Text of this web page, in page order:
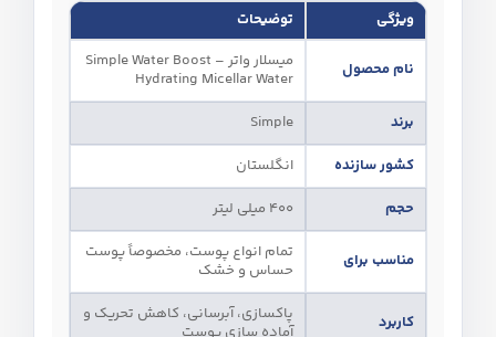
ویژگی توضیحات
نام محصول
میسلار واتر – Simple Water Boost
Hydrating Micellar Water
برند
Simple
کشور سازنده
انگلستان
حجم
۴۰۰ میلی‌ لیتر
مناسب برای
تمام انواع پوست، مخصوصاً پوست
حساس و خشک
کاربرد
پاکسازی، آبرسانی، کاهش تحریک و